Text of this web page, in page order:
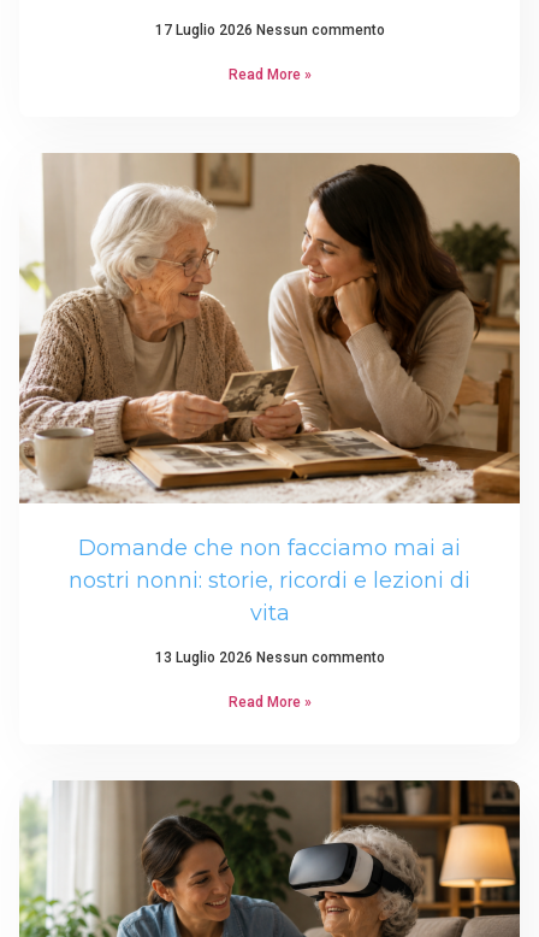
17 Luglio 2026 Nessun commento
Read More »
Domande che non facciamo mai ai
nostri nonni: storie, ricordi e lezioni di
vita
13 Luglio 2026 Nessun commento
Read More »